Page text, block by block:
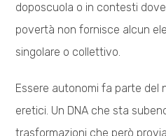
doposcuola o in contesti
povertà non fornisce alcun
singolare o collettivo.
Essere autonomi fa parte del
eretici. Un DNA che sta
trasformazioni che però